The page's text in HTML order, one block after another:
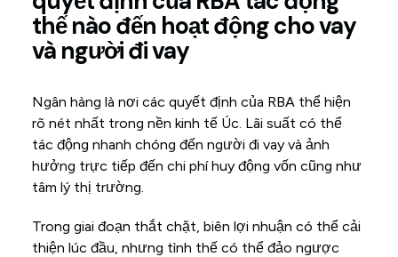
thế nào đến hoạt động cho vay
và người đi vay
Ngân hàng là nơi các quyết định của RBA thể hiện
rõ nét nhất trong nền kinh tế Úc. Lãi suất có thể
tác động nhanh chóng đến người đi vay và ảnh
hưởng trực tiếp đến chi phí huy động vốn cũng như
tâm lý thị trường.
Trong giai đoạn thắt chặt, biên lợi nhuận có thể cải
thiện lúc đầu, nhưng tình thế có thể đảo ngược